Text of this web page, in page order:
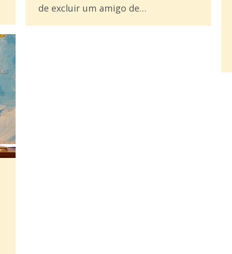
de excluir um amigo de…